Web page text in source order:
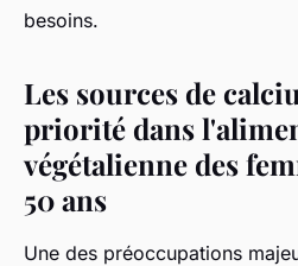
besoins.
Les sources de
priorité dans
végétalienne des
50 ans
Une des préoccupations